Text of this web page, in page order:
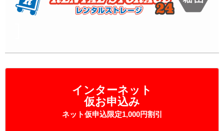
インターネット
仮お申込み
ネット仮申込限定1,000円割引